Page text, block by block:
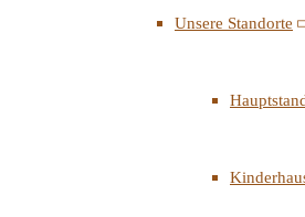
Unsere Standorte